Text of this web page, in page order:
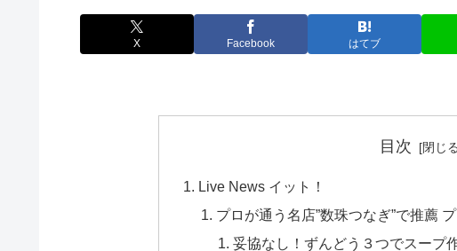
X Facebook はてブ
目次
Live News イット！
プロが通う名店”数珠つなぎ”で推薦
妥協なし！ずんどう３つでスープ